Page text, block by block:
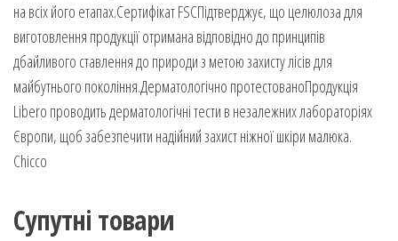
на всіх його етапах.Сертифікат FSCПідтверджує, що целюлоза для
виготовлення продукції отримана відповідно до принципів
дбайливого ставлення до природи з метою захисту лісів для
майбутнього покоління.Дерматологічно протестованоПродукція
Libero проводить дерматологічні тести в незалежних лабораторіях
Європи, щоб забезпечити надійний захист ніжної шкіри малюка.
Chicco
Супутні товари